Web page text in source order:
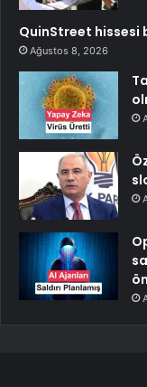
QuinStreet hissesi
Ağustos 8, 2026